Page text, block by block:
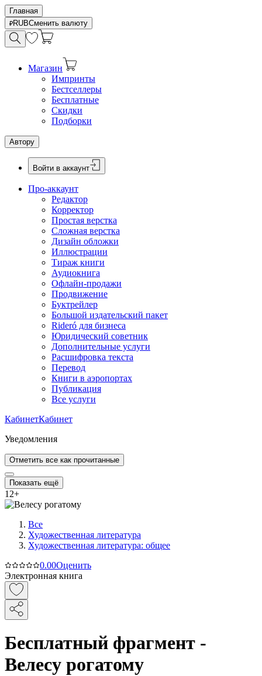
Главная
RUBСменить валюту
Магазин
Импринты
Бестселлеры
Бесплатные
Скидки
Подборки
Автору
Войти в аккаунт
Про-аккаунт
Редактор
Корректор
Простая верстка
Сложная верстка
Дизайн обложки
Иллюстрации
Тираж книги
Аудиокнига
Офлайн-продажи
Продвижение
Буктрейлер
Большой издательский пакет
Rideró для бизнеса
Юридический советник
Дополнительные услуги
Расшифровка текста
Перевод
Книги в аэропортах
Публикация
Все услуги
КабинетКабинет
Уведомления
Отметить все как прочитанные
Показать ещё
12+
Все
Художественная литература
Художественная литература: общее
0.00Оценить
Электронная книга
Бесплатный фрагмент -
Велесу рогатому